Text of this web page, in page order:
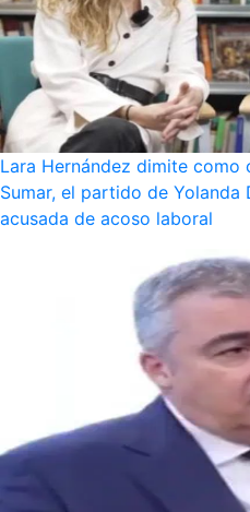
Lara Hernández dimite
Sumar, el partido de Yolanda
acusada de acoso laboral